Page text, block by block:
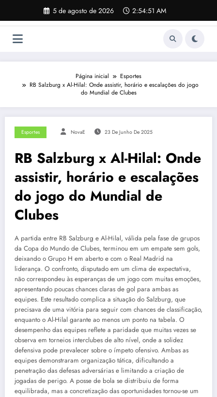
o
5 de agosto de 2026 2:54:51 AM
Página inicial
Esportes
RB Salzburg x Al-Hilal: Onde assistir, horário e escalações do jogo
do Mundial de Clubes
Esportes NovaE 23 De Junho De 2025
RB Salzburg x Al-Hilal: Onde
assistir, horário e escalações
do jogo do Mundial de
Clubes
A partida entre RB Salzburg e Al-Hilal, válida pela fase de grupos
da Copa do Mundo de Clubes, terminou em um empate sem gols,
deixando o Grupo H em aberto e com o Real Madrid na
liderança. O confronto, disputado em um clima de expectativa,
não correspondeu às esperanças de um jogo com muitas emoções,
apresentando poucas chances claras de gol para ambas as
equipes. Este resultado complica a situação do Salzburg, que
precisava de uma vitória para seguir com chances de classificação,
enquanto o Al-Hilal garante ao menos um ponto na tabela. O
desempenho das equipes reflete a paridade que muitas vezes se
observa em torneios interclubes de alto nível, onde a solidez
defensiva pode prevalecer sobre o ímpeto ofensivo. Ambas as
equipes demonstraram organização tática, dificultando a
penetração das defesas adversárias e limitando a criação de
jogadas de perigo. A posse de bola se distribuiu de forma
equilibrada, mas a concretização das oportunidades tornou-se um